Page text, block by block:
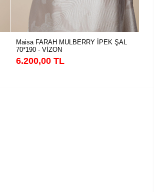
Maisa FARAH MULBERRY İPEK ŞAL
70*190 - VİZON
6.200,00 TL